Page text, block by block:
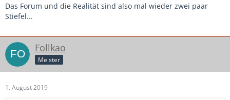
Das Forum und die Realität sind also mal wieder zwei paar
Stiefel...
Follkao
Meister
1. August 2019